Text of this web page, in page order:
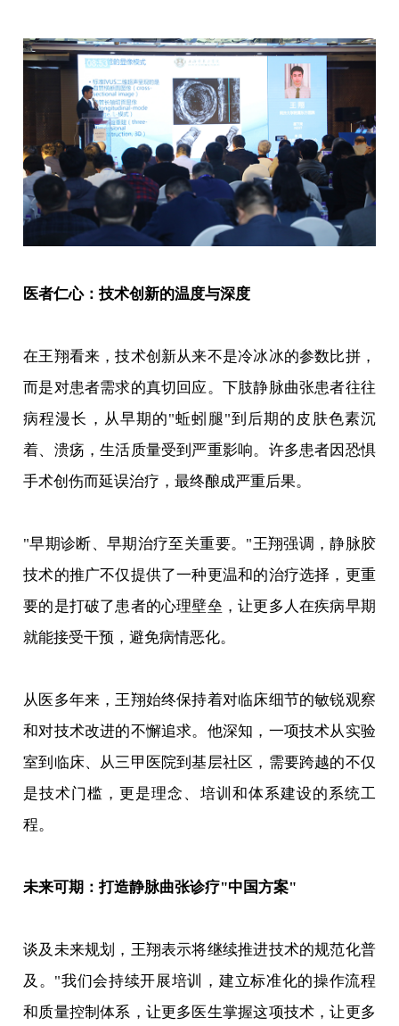
医者仁心：技术创新的温度与深度
在王翔看来，技术创新从来不是冷冰冰的参数比拼，
而是对患者需求的真切回应。下肢静脉曲张患者往往
病程漫长，从早期的"蚯蚓腿"到后期的皮肤色素沉
着、溃疡，生活质量受到严重影响。许多患者因恐惧
手术创伤而延误治疗，最终酿成严重后果。
"早期诊断、早期治疗至关重要。"王翔强调，静脉胶
技术的推广不仅提供了一种更温和的治疗选择，更重
要的是打破了患者的心理壁垒，让更多人在疾病早期
就能接受干预，避免病情恶化。
从医多年来，王翔始终保持着对临床细节的敏锐观察
和对技术改进的不懈追求。他深知，一项技术从实验
室到临床、从三甲医院到基层社区，需要跨越的不仅
是技术门槛，更是理念、培训和体系建设的系统工
程。
未来可期：打造静脉曲张诊疗"中国方案"
谈及未来规划，王翔表示将继续推进技术的规范化普
及。"我们会持续开展培训，建立标准化的操作流程
和质量控制体系，让更多医生掌握这项技术，让更多